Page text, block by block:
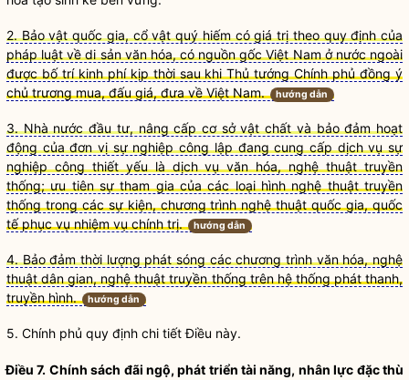
2. Bảo vật quốc gia, cổ vật quý hiếm có giá trị theo quy định của
pháp luật về di sản văn hóa, có nguồn gốc Việt Nam ở nước ngoài
được bố trí kinh phí kịp thời sau khi Thủ tướng Chính phủ đồng ý
chủ trương mua, đấu giá, đưa về Việt Nam.
hướng dẫn
3. Nhà nước đầu tư, nâng cấp cơ sở vật chất và bảo đảm hoạt
động của đơn vị sự nghiệp công lập đang cung cấp dịch vụ sự
nghiệp công thiết yếu là dịch vụ văn hóa, nghệ thuật truyền
thống; ưu tiên sự tham gia của các loại hình nghệ thuật truyền
thống trong các sự kiện, chương trình nghệ thuật quốc gia, quốc
tế phục vụ nhiệm vụ chính trị.
hướng dẫn
4. Bảo đảm thời lượng phát sóng các chương trình văn hóa, nghệ
thuật dân gian, nghệ thuật truyền thống trên hệ thống phát thanh,
truyền hình.
hướng dẫn
5. Chính phủ quy định chi tiết Điều này.
Điều 7. Chính sách đãi ngộ, phát triển tài năng, nhân lực đặc thù